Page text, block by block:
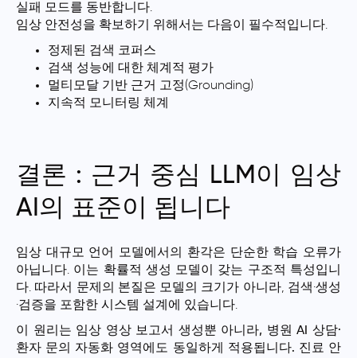
실패 모드를 동반합니다.
임상 안전성을 확보하기 위해서는 다음이 필수적입니다.
정제된 검색 코퍼스
검색 성능에 대한 체계적 평가
멀티모달 기반 근거 고정(Grounding)
지속적 모니터링 체계
결론 : 근거 중심 LLM이 임상
AI의 표준이 됩니다
임상 대규모 언어 모델에서의 환각은 단순한 학습 오류가
아닙니다. 이는 확률적 생성 모델이 갖는 구조적 특성입니
다. 따라서 문제의 본질은 모델의 크기가 아니라, 검색·생성
·검증을 포함한 시스템 설계에 있습니다.
이 원리는 임상 영상 보고서 생성뿐 아니라, 병원 AI 상담·
환자 문의 자동화 영역에도 동일하게 적용됩니다. 진료 안